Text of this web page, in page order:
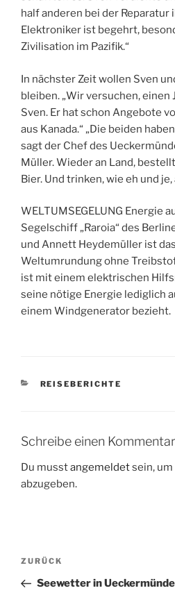
half anderen bei der Reparatur
Elektroniker ist begehrt,
Zivilisation im Pazifik.“
In nächster Zeit wollen Sven
bleiben. „Wir versuchen, einen
Sven. Er hat schon Angebote
aus Kanada.“ „Die beiden
sagt der Chef des
Müller. Wieder an Land,
Bier. Und trinken, wie eh und
WELTUMSEGELUNG Energie
Segelschiff „Raroia“ des
und Annett Heydemüller ist
Weltumrundung ohne
ist mit einem elektrischen
seine nötige Energie lediglich
einem Windgenerator bezieht.
KATEGORIEN
REISEBERICHTE
Schreibe einen Kommentar
Du musstangemeldetsein,
abzugeben.
Beitragsnavigation
Vorheriger
Beitrag
ZURÜCK
Seewetter in Ueckermünde